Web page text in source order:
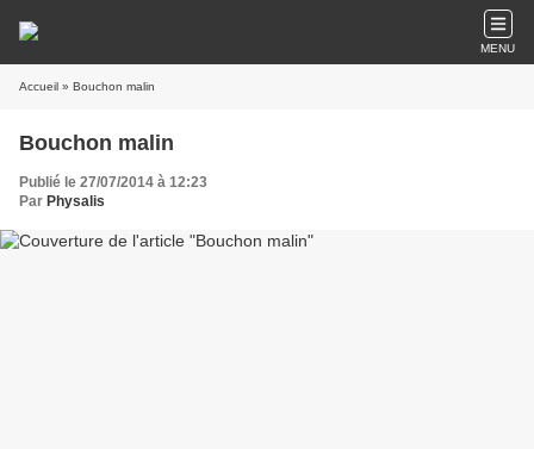
MENU
Accueil » Bouchon malin
Bouchon malin
Publié le 27/07/2014 à 12:23
Par Physalis